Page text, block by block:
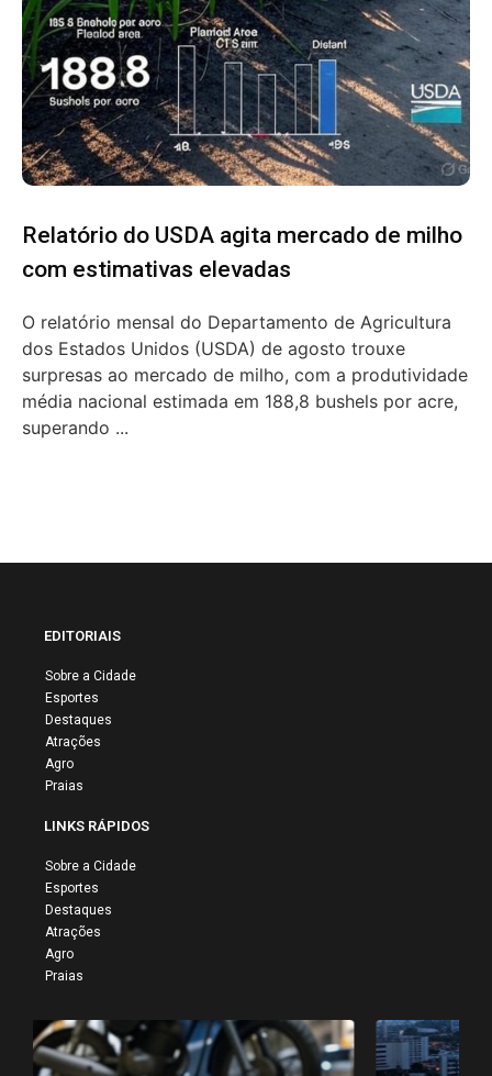
Relatório do USDA agita mercado de milho
com estimativas elevadas
O relatório mensal do Departamento de Agricultura
dos Estados Unidos (USDA) de agosto trouxe
surpresas ao mercado de milho, com a produtividade
média nacional estimada em 188,8 bushels por acre,
superando ...
EDITORIAIS
Sobre a Cidade
Esportes
Destaques
Atrações
Agro
Praias
LINKS RÁPIDOS
Sobre a Cidade
Esportes
Destaques
Atrações
Agro
Praias